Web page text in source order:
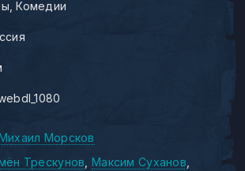
Комедии
Морсков
Трескунов Максим Суханов